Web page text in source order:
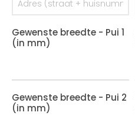
Gewenste breedte - Pui 1
(in mm)
Gewenste breedte - Pui 2
(in mm)